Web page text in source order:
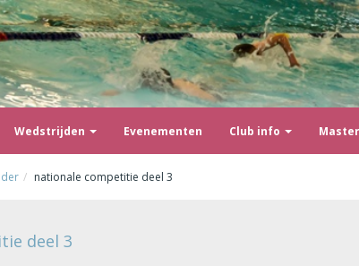
Wedstrijden Evenementen Club info
nationale competitie deel 3
deel 3